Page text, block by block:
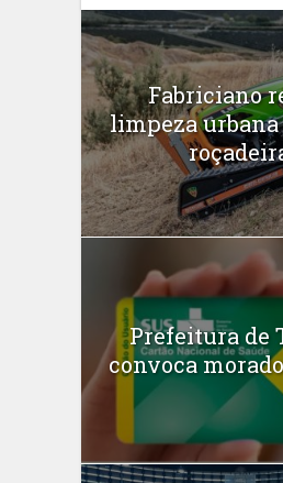
Fabriciano
limpeza urbana
Prefeitura de
convoca